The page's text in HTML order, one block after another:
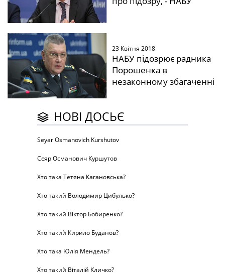
23 Квітня 2018
НАБУ підозрює радника
Порошенка в
незаконному збагаченні
НОВІ ДОСЬЄ
Seyar Osmanovich Kurshutov
Сєяр Османович Куршутов
Хто така Тетяна Кагановська?
Хто такий Володимир Цибулько?
Хто такий Віктор Бобиренко?
Хто такий Кирило Буданов?
Хто така Юлія Мендель?
Хто такий Віталій Кличко?